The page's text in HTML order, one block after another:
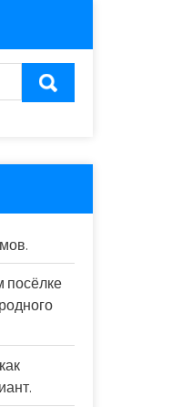
посёлке